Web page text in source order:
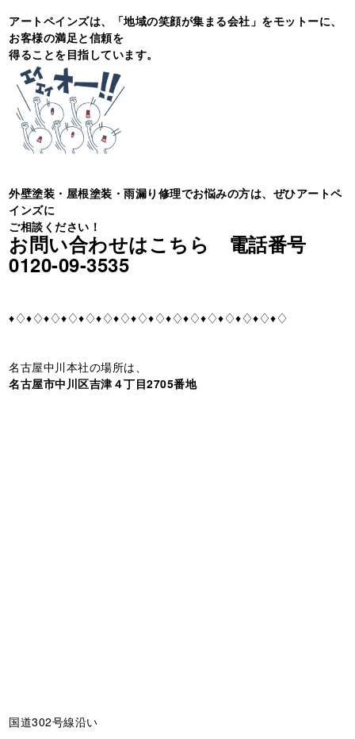
アートペインズは、「地域の笑顔が集まる会社」をモットーに、
お客様の満足と信頼を
得ることを目指しています。
外壁塗装・屋根塗装・雨漏り修理でお悩みの方は、ぜひアートペ
インズに
ご相談ください！
お問い合わせはこちら 電話番号
0120-09-3535
♦♢♦♢♦♢♦♢♦♢♦♢♦♢♦♢♦♢♦♢♦♢♦♢♦♢♦♢♦♢♦♢
名古屋中川本社の場所は、
名古屋市中川区吉津４丁目2705番地
国道302号線沿い